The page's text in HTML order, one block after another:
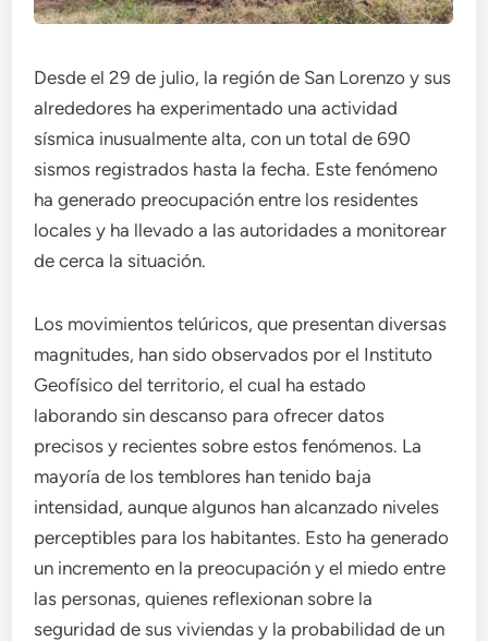
Desde el 29 de julio, la región de San Lorenzo y sus
alrededores ha experimentado una actividad
sísmica inusualmente alta, con un total de 690
sismos registrados hasta la fecha. Este fenómeno
ha generado preocupación entre los residentes
locales y ha llevado a las autoridades a monitorear
de cerca la situación.
Los movimientos telúricos, que presentan diversas
magnitudes, han sido observados por el Instituto
Geofísico del territorio, el cual ha estado
laborando sin descanso para ofrecer datos
precisos y recientes sobre estos fenómenos. La
mayoría de los temblores han tenido baja
intensidad, aunque algunos han alcanzado niveles
perceptibles para los habitantes. Esto ha generado
un incremento en la preocupación y el miedo entre
las personas, quienes reflexionan sobre la
seguridad de sus viviendas y la probabilidad de un